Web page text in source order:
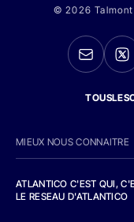
© 2026
MIEUX NOUS CONNAITRE
ATLANTICO C'EST QUI,
LE RESEAU D'ATLANTICO